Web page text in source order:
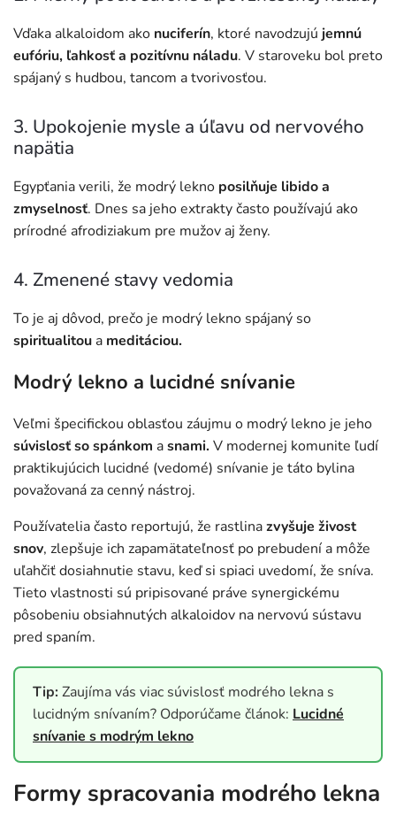
Vďaka alkaloidom ako nuciferín, ktoré navodzujú jemnú
eufóriu, ľahkosť a pozitívnu náladu. V staroveku bol preto
spájaný s hudbou, tancom a tvorivosťou.
3. Upokojenie mysle a úľavu od nervového
napätia
Egypťania verili, že modrý lekno posilňuje libido a
zmyselnosť. Dnes sa jeho extrakty často používajú ako
prírodné afrodiziakum pre mužov aj ženy.
4. Zmenené stavy vedomia
To je aj dôvod, prečo je modrý lekno spájaný so
spiritualitou a meditáciou.
Modrý lekno a lucidné snívanie
Veľmi špecifickou oblasťou záujmu o modrý lekno je jeho
súvislosť so spánkom asnami. V modernej komunite ľudí
praktikujúcich lucidné (vedomé) snívanie je táto bylina
považovaná za cenný nástroj.
Používatelia často reportujú, že rastlinazvyšuje živost
snov, zlepšuje ich zapamätateľnosť po prebudení a môže
uľahčiť dosiahnutie stavu, keď si spiaci uvedomí, že sníva.
Tieto vlastnosti sú pripisované práve synergickému
pôsobeniu obsiahnutých alkaloidov na nervovú sústavu
pred spaním.
Tip:Zaujíma vás viac súvislosť modrého lekna s
lucidným snívaním? Odporúčame článok: Lucidné
snívanie s modrým lekno
Formy spracovania modrého lekna